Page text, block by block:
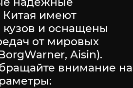
Китая имеют
и оснащены
от мировых
Aisin).
внимание на